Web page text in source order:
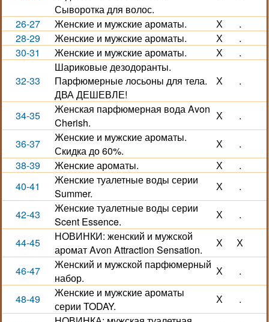
Сыворотка для волос.
26-27 Женские и мужские ароматы. Х
.
28-29
Женские и мужские ароматы. Х
.
30-31
Женские и мужские ароматы. Х .
32-33
Шариковые дезодоранты.
Парфюмерные лосьоны для тела.
ДВА ДЕШЕВЛЕ!
Х .
34-35
Женская парфюмерная вода Avon
Cherish.
Х .
36-37
Женские и мужские ароматы.
Скидка до 60%.
Х
.
38-39
Женские ароматы. Х
.
40-41
Женские туалетные воды серии
Summer.
Х .
42-43
Женские туалетные воды серии
Scent Essence.
Х .
44-45
НОВИНКИ: женский и мужской
аромат Avon Attraction Sensation.
Х Х
46-47
Женский и мужской парфюмерный
набор.
Х .
48-49
Женские и мужские ароматы
серии TODAY.
Х .